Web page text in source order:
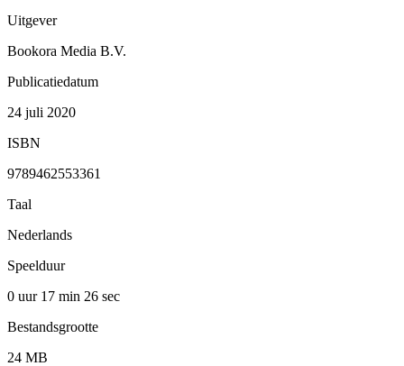
Uitgever
Bookora Media B.V.
Publicatiedatum
24 juli 2020
ISBN
9789462553361
Taal
Nederlands
Speelduur
0 uur 17 min 26 sec
Bestandsgrootte
24 MB